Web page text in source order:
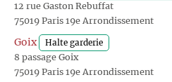
12 rue Gaston Rebuffat
75019 Paris 19e Arrondissement
Goix Halte garderie
8 passage Goix
75019 Paris 19e Arrondissement